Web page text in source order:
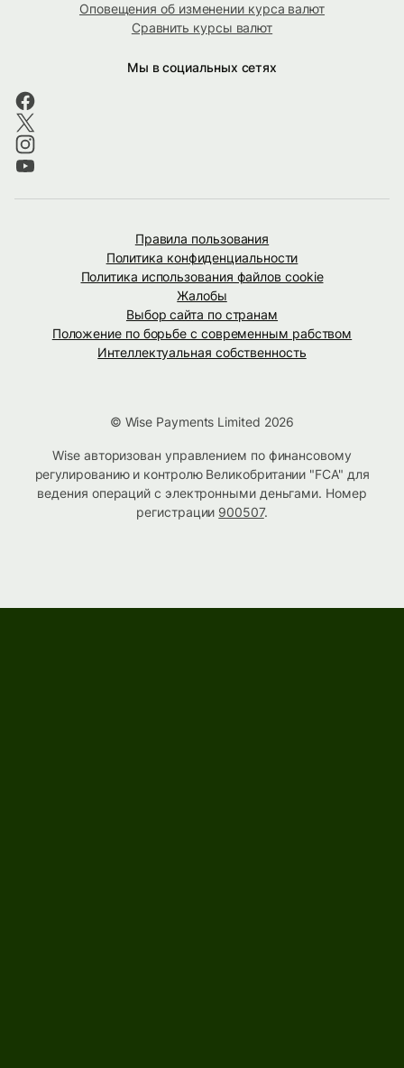
Оповещения об изменении курса валют
Сравнить курсы валют
Мы в социальных сетях
Правила пользования
Политика конфиденциальности
Политика использования файлов cookie
Жалобы
Выбор сайта по странам
Положение по борьбе с современным рабством
Интеллектуальная собственность
© Wise Payments Limited 2026
Wise авторизован управлением по финансовому
регулированию и контролю Великобритании "FCA" для
ведения операций с электронными деньгами. Номер
регистрации 900507.